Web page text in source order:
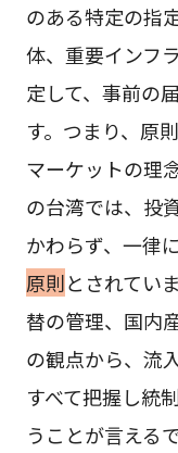
のある特定の指
体、重要インフ
定して、事前の
す。つまり、原
マーケットの理
の台湾では、投
かわらず、一律に
原則とされてい
替の管理、国内
の観点から、流
すべて把握し統
うことが言える